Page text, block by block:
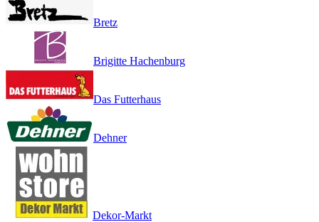
Bretz
Brigitte Hachenburg
Das Futterhaus
Dehner
Dekor-Markt